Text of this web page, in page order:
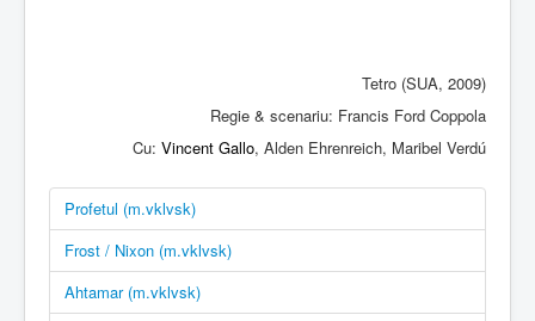
Tetro (SUA, 2009)
Regie & scenariu: Francis Ford Coppola
Cu: Vincent Gallo, Alden Ehrenreich, Maribel Verdú
Profetul (m.vklvsk)
Frost / Nixon (m.vklvsk)
Ahtamar (m.vklvsk)